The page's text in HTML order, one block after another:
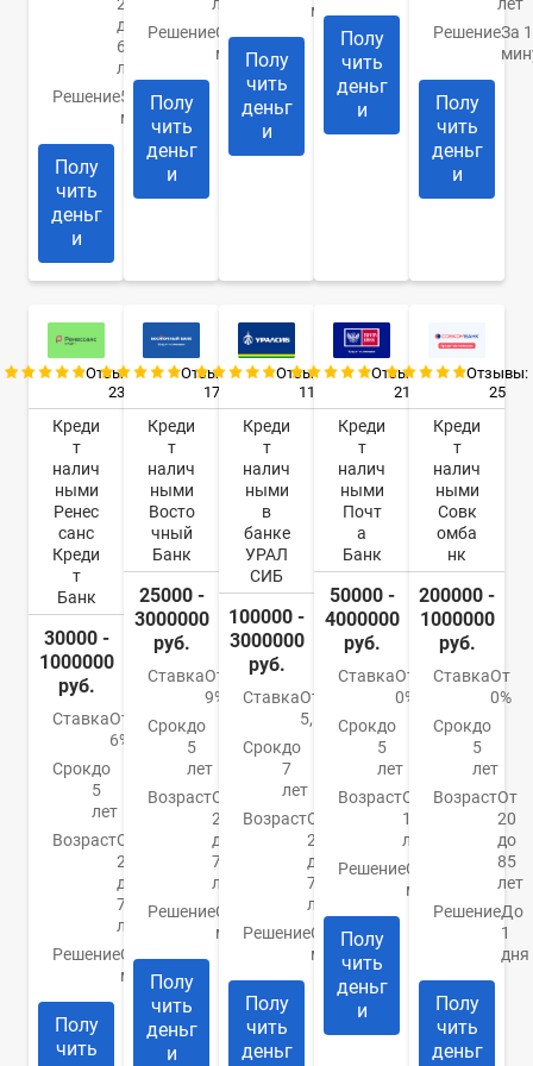
до
65
лет
Решение5
минут
Полу
чить
деньг
и
РешениеОт 10
минут
Полу
чить
деньг
и
минуты
Полу
чить
деньг
и
Полу
чить
деньг
и
РешениеЗа
Полу
чить
деньг
и
Отзывы:
23
Креди
т
налич
ными
Ренес
санс
Креди
т
Банк
30000 -
1000000
руб.
СтавкаОт
6%
Срокдо
5
лет
ВозрастОт
20
до
70
лет
РешениеОт 1
минуты
Полу
чить
Отзывы:
17
Креди
т
налич
ными
Восто
чный
Банк
25000 -
3000000
руб.
СтавкаОт
9%
Срокдо
5
лет
ВозрастОт
21
до
76
лет
РешениеОт 30
минут
Полу
чить
деньг
и
Отзывы:
11
Креди
т
налич
ными
в
банке
УРАЛ
СИБ
100000 -
3000000
руб.
СтавкаОт
5,5%
Срокдо
7
лет
ВозрастОт
23
до
70
лет
РешениеОт 10
минут
Полу
чить
деньг
Отзывы:
21
Креди
т
налич
ными
Почт
а
Банк
50000 -
4000000
руб.
СтавкаОт
0%
Срокдо
5
лет
ВозрастОт
18
лет
РешениеОт 1
минуты
Полу
чить
деньг
и
Отзывы:
25
Креди
т
налич
ными
Совк
омба
нк
200000 -
1000000
руб.
СтавкаОт
0%
Срокдо
5
лет
ВозрастОт
20
до
85
лет
РешениеДо
1
дня
Полу
чить
деньг